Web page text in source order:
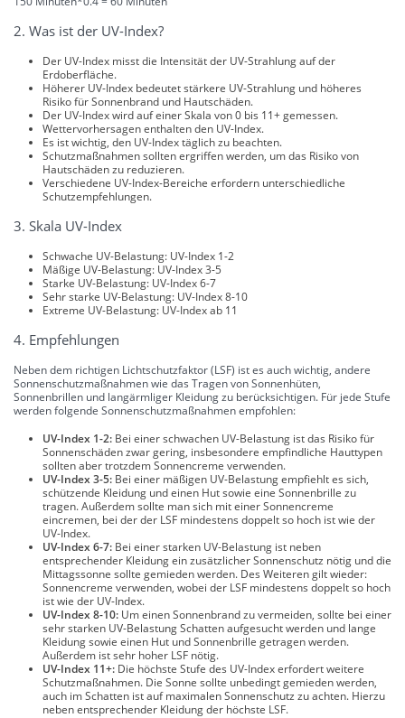
2. Was ist der UV-Index?
Der UV-Index misst die Intensität der UV-Strahlung auf der
Erdoberfläche.
Höherer UV-Index bedeutet stärkere UV-Strahlung und höheres
Risiko für Sonnenbrand und Hautschäden.
Der UV-Index wird auf einer Skala von 0 bis 11+ gemessen.
Wettervorhersagen enthalten den UV-Index.
Es ist wichtig, den UV-Index täglich zu beachten.
Schutzmaßnahmen sollten ergriffen werden, um das Risiko von
Hautschäden zu reduzieren.
Verschiedene UV-Index-Bereiche erfordern unterschiedliche
Schutzempfehlungen.
3. Skala UV-Index
Schwache UV-Belastung: UV-Index 1-2
Mäßige UV-Belastung: UV-Index 3-5
Starke UV-Belastung: UV-Index 6-7
Sehr starke UV-Belastung: UV-Index 8-10
Extreme UV-Belastung: UV-Index ab 11
4. Empfehlungen
Neben dem richtigen Lichtschutzfaktor (LSF) ist es auch wichtig, andere
Sonnenschutzmaßnahmen wie das Tragen von Sonnenhüten,
Sonnenbrillen und langärmliger Kleidung zu berücksichtigen. Für jede Stufe
werden folgende Sonnenschutzmaßnahmen empfohlen:
UV-Index 1-2: Bei einer schwachen UV-Belastung ist das Risiko für
Sonnenschäden zwar gering, insbesondere empfindliche Hauttypen
sollten aber trotzdem Sonnencreme verwenden.
UV-Index 3-5: Bei einer mäßigen UV-Belastung empfiehlt es sich,
schützende Kleidung und einen Hut sowie eine Sonnenbrille zu
tragen. Außerdem sollte man sich mit einer Sonnencreme
eincremen, bei der der LSF mindestens doppelt so hoch ist wie der
UV-Index.
UV-Index 6-7: Bei einer starken UV-Belastung ist neben
entsprechender Kleidung ein zusätzlicher Sonnenschutz nötig und die
Mittagssonne sollte gemieden werden. Des Weiteren gilt wieder:
Sonnencreme verwenden, wobei der LSF mindestens doppelt so hoch
ist wie der UV-Index.
UV-Index 8-10: Um einen Sonnenbrand zu vermeiden, sollte bei einer
sehr starken UV-Belastung Schatten aufgesucht werden und lange
Kleidung sowie einen Hut und Sonnenbrille getragen werden.
Außerdem ist sehr hoher LSF nötig.
UV-Index 11+: Die höchste Stufe des UV-Index erfordert weitere
Schutzmaßnahmen. Die Sonne sollte unbedingt gemieden werden,
auch im Schatten ist auf maximalen Sonnenschutz zu achten. Hierzu
neben entsprechender Kleidung der höchste LSF.